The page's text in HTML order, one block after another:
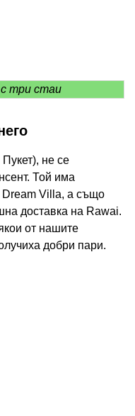
три стаи
не се
Той има
Dream Villa, а също
доставка на Rawai.
от нашите
добри пари.